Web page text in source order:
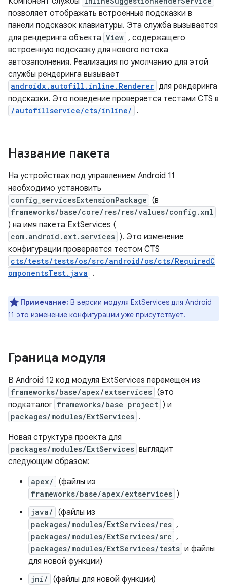
позволяет отображать встроенные подсказки в
панели подсказок клавиатуры. Эта служба вызывается
для рендеринга объекта View , содержащего
встроенную подсказку для нового потока
автозаполнения. Реализация по умолчанию для этой
службы рендеринга вызывает
androidx.autofill.inline.Renderer для рендеринга
подсказки. Это поведение проверяется тестами CTS в
/autofillservice/cts/inline/ .
Название пакета
На устройствах под управлением Android 11
необходимо установить
config_servicesExtensionPackage (в
frameworks/base/core/res/res/values/config.xml
) на имя пакета ExtServices (
com.android.ext.services ). Это изменение
конфигурации проверяется тестом CTS
cts/tests/tests/os/src/android/os/cts/RequiredC
omponentsTest.java .
Примечание: В версии модуля ExtServices для Android
11 это изменение конфигурации уже присутствует.
Граница модуля
В Android 12 код модуля ExtServices перемещен из
frameworks/base/apex/extservices (это
подкаталог frameworks/base project ) и
packages/modules/ExtServices .
Новая структура проекта для
packages/modules/ExtServices выглядит
следующим образом:
apex/ (файлы из
frameworks/base/apex/extservices )
java/ (файлы из
packages/modules/ExtServices/res ,
packages/modules/ExtServices/src ,
packages/modules/ExtServices/tests и файлы
для новой функции)
jni/ (файлы для новой функции)